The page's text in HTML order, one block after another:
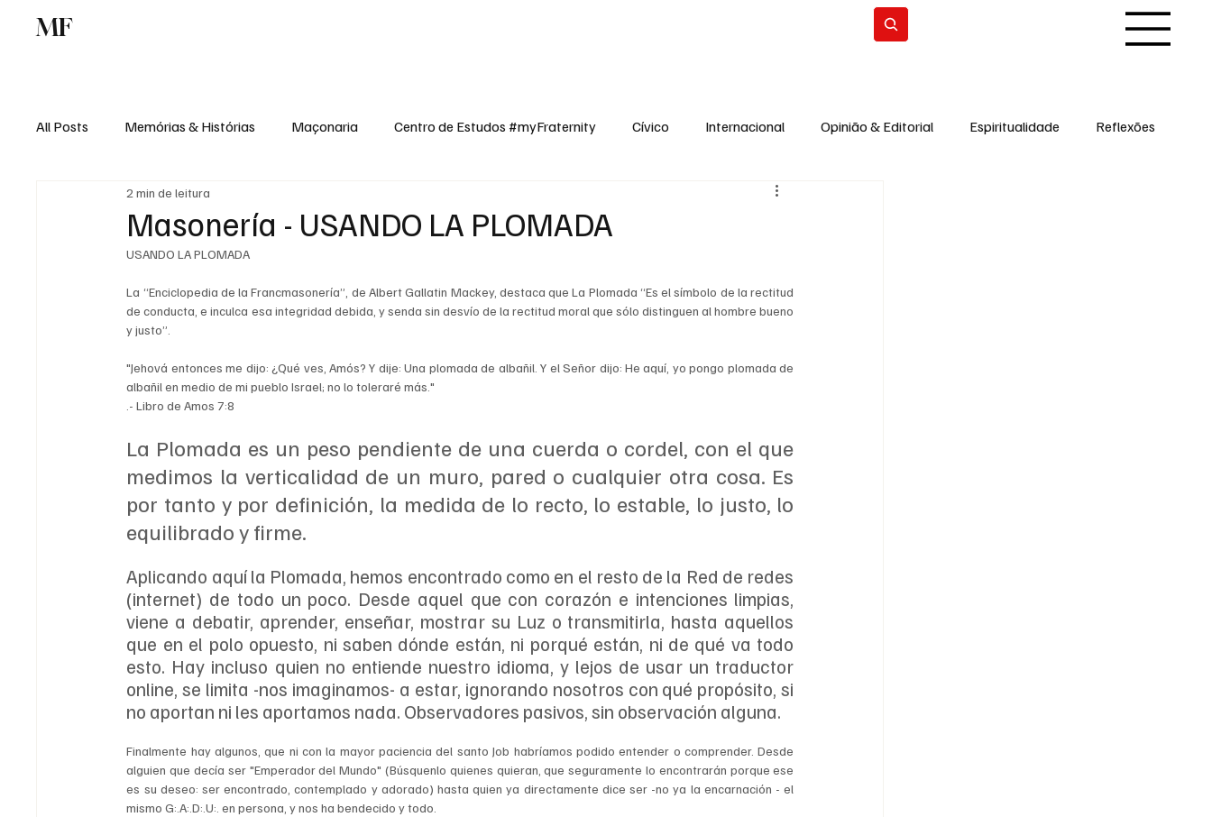
MF
All Posts Memórias & Histórias Maçonaria Centro de Estudos #myFraternity Cívico Internacional Opinião & Editorial Espiritualidade Reflexões
Rádio Digital
Masonería - USANDO LA PLOMADA
2 min de leitura
USANDO LA PLOMADA
La “Enciclopedia de la Francmasonería”, de Albert Gallatin Mackey, destaca que La Plomada “Es el símbolo de la rectitud
de conducta, e inculca esa integridad debida, y senda sin desvío de la rectitud moral que sólo distinguen al hombre bueno
y justo”.
"Jehová entonces me dijo: ¿Qué ves, Amós? Y dije: Una plomada de albañil. Y el Señor dijo: He aquí, yo pongo plomada de
albañil en medio de mi pueblo Israel; no lo toleraré más."
.- Libro de Amos 7:8
La Plomada es un peso pendiente de una cuerda o cordel, con el que
medimos la verticalidad de un muro, pared o cualquier otra cosa. Es
por tanto y por definición, la medida de lo recto, lo estable, lo justo, lo
equilibrado y firme.
Aplicando aquí la Plomada, hemos encontrado como en el resto de la Red de redes
(internet) de todo un poco. Desde aquel que con corazón e intenciones limpias,
viene a debatir, aprender, enseñar, mostrar su Luz o transmitirla, hasta aquellos
que en el polo opuesto, ni saben dónde están, ni porqué están, ni de qué va todo
esto. Hay incluso quien no entiende nuestro idioma, y lejos de usar un traductor
online, se limita -nos imaginamos- a estar, ignorando nosotros con qué propósito, si
no aportan ni les aportamos nada. Observadores pasivos, sin observación alguna.
Finalmente hay algunos, que ni con la mayor paciencia del santo Job habríamos podido entender o comprender. Desde
alguien que decía ser "Emperador del Mundo" (Búsquenlo quienes quieran, que seguramente lo encontrarán porque ese
es su deseo: ser encontrado, contemplado y adorado) hasta quien ya directamente dice ser -no ya la encarnación - el
mismo G:.A:.D:.U:. en persona, y nos ha bendecido y todo.